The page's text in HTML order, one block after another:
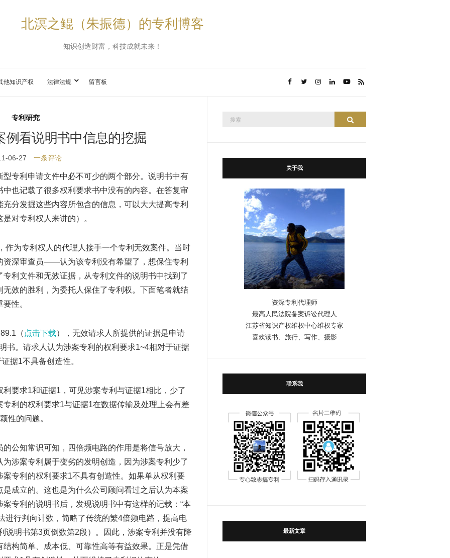
北溟之鲲（朱振德）的专利博客
知识创造财富，科技成就未来！
他知识产权 法律法规 留言板
专利研究
例看说明书中信息的挖掘
06-27 一条评论
专利申请文件中必不可少的两个部分。说明书中有
也记载了很多权利要求书中没有的内容。在答复审
分发掘这些内容所包含的信息，可以大大提高专利
对专利权人来讲的）。
作为专利权人的代理人接手一个专利无效案件。当时
深审查员——认为该专利没有希望了，想保住专利
利文件和无效证据，从专利文件的说明书中找到了
效的胜利，为委托人保住了专利权。下面笔者就结
性。
（ 点击下载），无效请求人所提供的证据是申请
书。请求人认为涉案专利的权利要求1~4相对于证据
据1不具备创造性。
要求1和证据1，可见涉案专利与证据1相比，少了
利的权利要求1与证据1在数据传输及处理上会有差
性的问题。
公知常识可知，四倍频电路的作用是将信号放大，
涉案专利属于变劣的发明创造，因为涉案专利少了
专利的权利要求1不具有创造性。如果单从权利要
成立的。这也是为什么公司顾问看过之后认为本案
专利的说明书后，发现说明书中有这样的记载：“本
行判向计数，简略了传统的繁4倍频电路，提高电
说明书第3页倒数第2段）。因此，涉案专利并没有降
构简单、成本低、可靠性高等有益效果。正是凭借
搜索
关于我
资深专利代理师
最高人民法院备案诉讼代理人
江苏省知识产权维权中心维权专家
喜欢读书、旅行、写作、摄影
联系我
最新文章